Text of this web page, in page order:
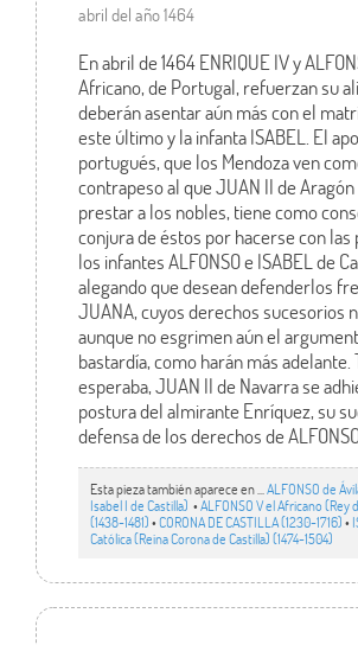
abril del año 1464
En abril de 1464 ENRIQUE IV y
Africano, de Portugal, refuerzan su
deberán asentar aún más con el
este último y la infanta ISABEL. El
portugués, que los Mendoza ven
contrapeso al que JUAN II de
prestar a los nobles, tiene como
conjura de éstos por hacerse con las
los infantes ALFONSO e ISABEL de
alegando que desean defenderlos
JUANA, cuyos derechos sucesorios
aunque no esgrimen aún el
bastardía, como harán más adelante.
esperaba, JUAN II de Navarra se
postura del almirante Enríquez, su
defensa de los derechos de
Esta pieza también aparece en ... ALFONSO de
Isabel I de Castilla) •ALFONSO V el Africano (Rey
(1438-1481)•CORONA DE CASTILLA (1230-1716)•
Católica (Reina Corona de Castilla) (1474-1504)